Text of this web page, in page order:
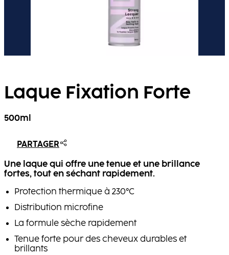
Laque Fixation Forte
500ml
PARTAGER
Une laque qui offre une tenue et une brillance
fortes, tout en séchant rapidement.
Protection thermique à 230°C
Distribution microfine
La formule sèche rapidement
Tenue forte pour des cheveux durables et
brillants